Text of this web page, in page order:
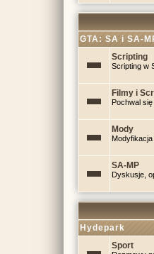
GTA: SA i SA-
Scripting
Scripting w
Filmy i
Pochwal
Mody
Modyfikacja
SA-MP
Dyskusje,
Hydepark
Sport